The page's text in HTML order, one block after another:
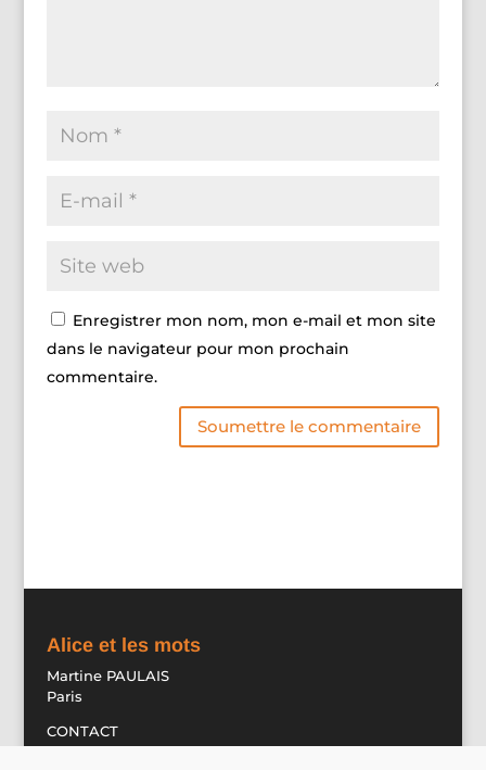
Enregistrer mon nom, mon e-mail et mon site
dans le navigateur pour mon prochain
commentaire.
Soumettre le commentaire
Alice et les mots
Martine PAULAIS
Paris
CONTACT